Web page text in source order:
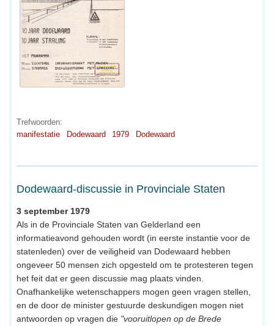
Trefwoorden:
manifestatie
Dodewaard 1979 Dodewaard
Dodewaard-discussie in Provinciale Staten
3 september 1979
Als in de Provinciale Staten van Gelderland een
informatieavond gehouden wordt (in eerste instantie voor de
statenleden) over de veiligheid van Dodewaard hebben
ongeveer 50 mensen zich opgesteld om te protesteren tegen
het feit dat er geen discussie mag plaats vinden.
Onafhankelijke wetenschappers mogen geen vragen stellen,
en de door de minister gestuurde deskundigen mogen niet
antwoorden op vragen die "vooruitlopen op de Brede